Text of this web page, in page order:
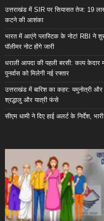
उत्तराखंड में SIR पर सियासत तेज: 19
कटने की आशंका
भारत में आएंगे प्लास्टिक के नोट! RBI ने
पॉलीमर नोट होंगे जारी
धराली आपदा की पहली बरसी: कल्प केदार
पुनर्वास को मिलेगी नई रफ्तार
उत्तराखंड में बारिश का कहर: यमुनोत्री
श्रद्धालु और यात्री फंसे
सीएम धामी ने दिए हाई अलर्ट के निर्देश,